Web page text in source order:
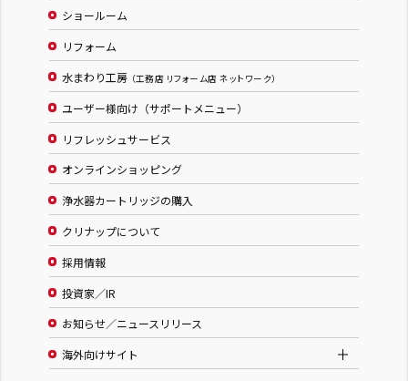
ショールーム
リフォーム
水まわり工房 （工務店 リフォーム店 ネットワーク）
ユーザー様向け（サポートメニュー）
リフレッシュサービス
オンラインショッピング
浄水器カートリッジの購入
クリナップについて
採用情報
投資家／IR
お知らせ／ニュースリリース
海外向けサイト